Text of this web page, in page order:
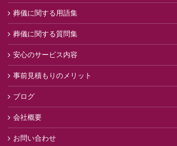
葬儀に関する用語集
葬儀に関する質問集
安心のサービス内容
事前見積もりのメリット
ブログ
会社概要
お問い合わせ